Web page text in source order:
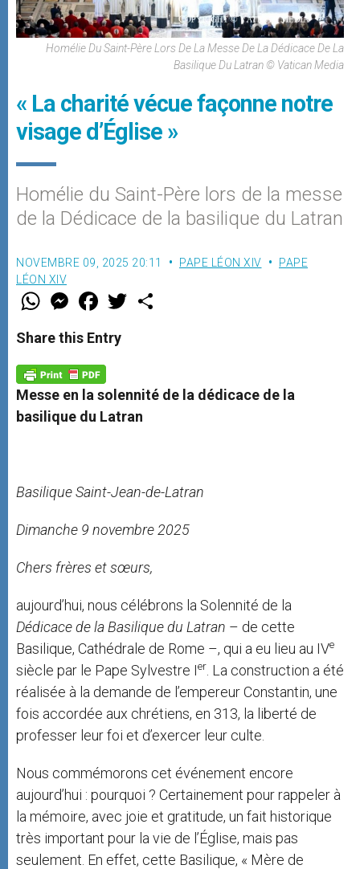
Homélie Du Saint-Père Lors De La Messe De La Dédicace De La
Basilique Du Latran © Vatican Media
« La charité vécue façonne notre
visage d’Église »
Homélie du Saint-Père lors de la messe
de la Dédicace de la basilique du Latran
NOVEMBRE 09, 2025 20:11 PAPE LÉON XIV
PAPE
LÉON XIV
W
t
s
p
p
M
e
s
e
g
e
r
F
a
e
b
o
k
w
Share this Entry
Messe en la solennité de la dédicace de la
basilique du Latran
Basilique Saint-Jean-de-Latran
Dimanche 9 novembre 2025
Chers frères et sœurs,
aujourd’hui, nous célébrons la Solennité de la
Dédicace de la Basilique du Latran – de cette
Basilique, Cathédrale de Rome –, qui a eu lieu au IVe
siècle par le Pape Sylvestre Ier . La construction a été
réalisée à la demande de l’empereur Constantin, une
fois accordée aux chrétiens, en 313, la liberté de
professer leur foi et d’exercer leur culte.
Nous commémorons cet événement encore
aujourd’hui : pourquoi ? Certainement pour rappeler à
la mémoire, avec joie et gratitude, un fait historique
très important pour la vie de l’Église, mais pas
seulement. En effet, cette Basilique, « Mère de